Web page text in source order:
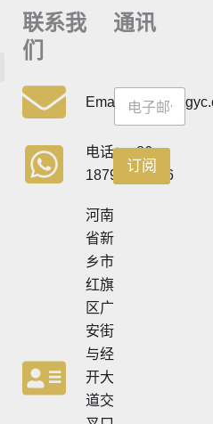
联系我
们
电话：+86
18790570716
河南
省新
乡市
红旗
区广
安街
与经
开大
道交
通讯
讯
通
讯
通
讯
订阅